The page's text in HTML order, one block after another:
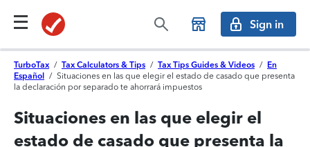
Sign in
TurboTax / Tax Calculators & Tips / Tax Tips Guides & Videos / En
Español
/ Situaciones en las que elegir el estado de casado que presenta
la declaración por separado te ahorrará impuestos
Situaciones en las que elegir el
estado de casado que presenta la